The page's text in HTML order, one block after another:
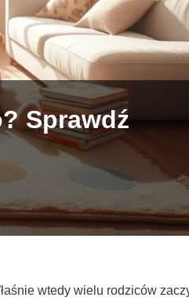
Sprawdź
wtedy wielu rodziców